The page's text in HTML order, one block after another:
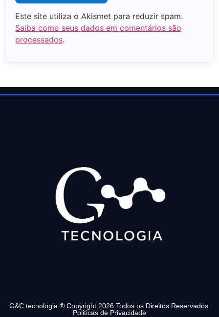
Este site utiliza o Akismet para reduzir spam.
Saiba como seus dados em comentários são
processados.
G&C tecnologia ® Copyright 2026 Todos os Direitos Reservados.
Politicas de Privacidade